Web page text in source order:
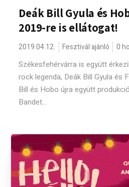
Deák Bill Gyula és
2019-re is ellátogat!
2019.04.12. Fesztivál ajánló 0
Székesfehérvárra is együtt
rock legenda, Deák Bill Gyula és
Bill és Hobo újra együtt
Bandet...